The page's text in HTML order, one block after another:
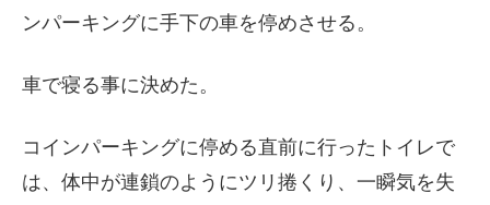
ンパーキングに手下の車を停めさせる。
車で寝る事に決めた。
コインパーキングに停める直前に行ったトイレで
は、体中が連鎖のようにツリ捲くり、一瞬気を失